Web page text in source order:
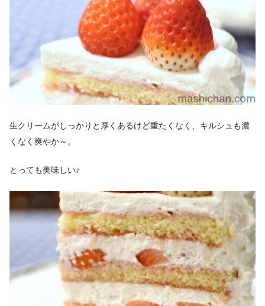
生クリームがしっかりと厚くあるけど重たくなく、キルシュも濃
くなく爽やか～。
とっても美味しい♪